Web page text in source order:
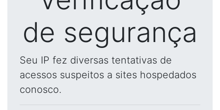
de segurança
Seu IP fez diversas tentativas de
acessos suspeitos a sites hospedados
conosco.